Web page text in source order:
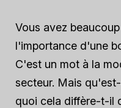
Vous avez
l'importance d'une
C'est un mot à la
secteur. Mais
quoi cela diffère-t-il